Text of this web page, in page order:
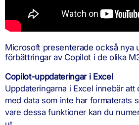
Microsoft presenterade också nya
förbättringar av Copilot i de olika
Copilot-uppdateringar i Excel
Uppdateringarna i Excel innebär att
med data som inte har formaterats
vare dessa funktioner kan du